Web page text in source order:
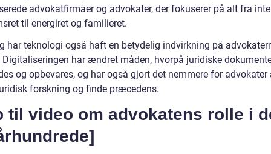
advokatfirmaer og advokater, der fokuserer på alt fra
til energiret og familieret.
har teknologi også haft en betydelig indvirkning på
Digitaliseringen har ændret måden, hvorpå juridiske
og opbevares, og har også gjort det nemmere for advokater
forskning og finde præcedens.
til video om advokatens rolle i